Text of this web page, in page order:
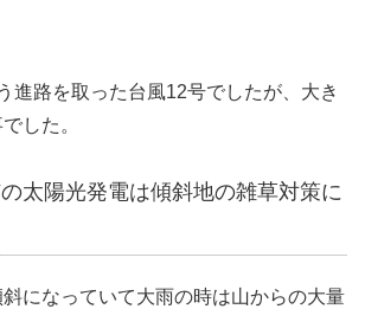
進路を取った台風12号でしたが、大き
した。
太陽光発電は傾斜地の雑草対策に
になっていて大雨の時は山からの大量